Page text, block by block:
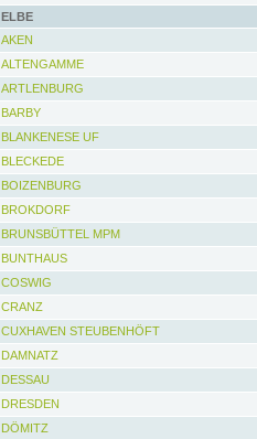
ELBE
AKEN
ALTENGAMME
ARTLENBURG
BARBY
BLANKENESE UF
BLECKEDE
BOIZENBURG
BROKDORF
BRUNSBÜTTEL MPM
BUNTHAUS
COSWIG
CRANZ
CUXHAVEN STEUBENHÖFT
DAMNATZ
DESSAU
DRESDEN
DÖMITZ